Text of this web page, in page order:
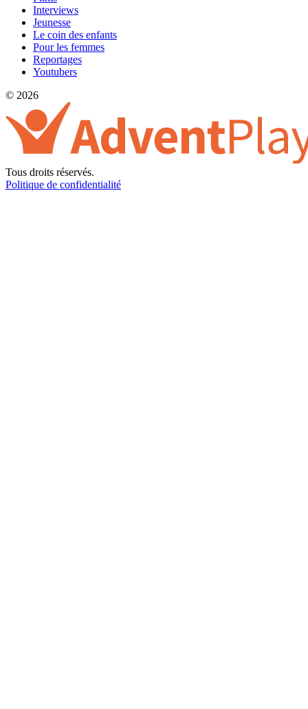
Interviews
Jeunesse
Le coin des enfants
Pour les femmes
Reportages
Youtubers
© 2026
Tous droits réservés.
Politique de confidentialité